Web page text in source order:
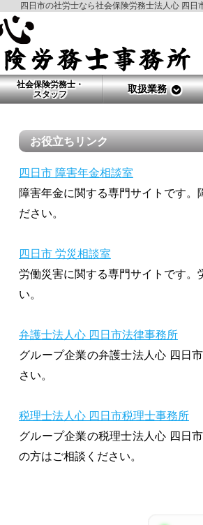
四日市の社労士なら社会保険労務士法人心 四日
社会保険労務士・
スタッフ
取扱業務
お役立ちリンク
四日市 障害年金相談室
障害年金に関する専門サイトです。
ださい。
四日市 労災相談室
労働災害に関する専門サイトです。
い。
弁護士法人心 四日市法律事務所
グループ企業の弁護士法人心 四日
さい。
税理士法人心 四日市税理士事務所
グループ企業の税理士法人心 四日
の方はご相談ください。